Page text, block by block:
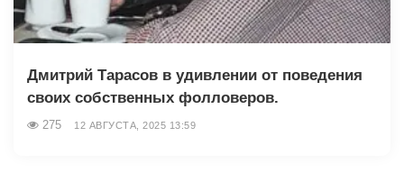
Дмитрий Тарасов в удивлении от поведения
своих собственных фолловеров.
275 12 АВГУСТА, 2025 13:59